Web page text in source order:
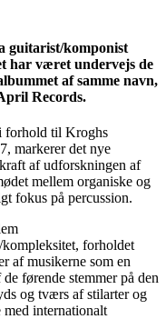
guitarist/komponist
har været undervejs de
af samme navn,
Records.
forhold til Kroghs
markerer det nye
af udforskningen af
mellem organiske og
fokus på percussion.
forholdet
af musikerne som en
førende stemmer på den
og tværs af stilarter og
med internationalt